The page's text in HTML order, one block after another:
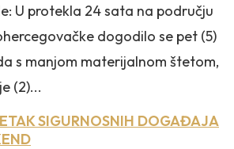
U protekla 24 sata na području
dogodilo se pet (5)
s manjom materijalnom štetom,
(2)...
SIGURNOSNIH DOGAĐAJA